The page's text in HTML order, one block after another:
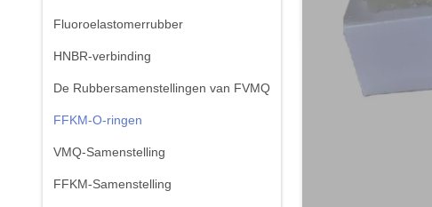
Fluoroelastomerrubber
HNBR-verbinding
De Rubbersamenstellingen van FVMQ
FFKM-O-ringen
VMQ-Samenstelling
FFKM-Samenstelling